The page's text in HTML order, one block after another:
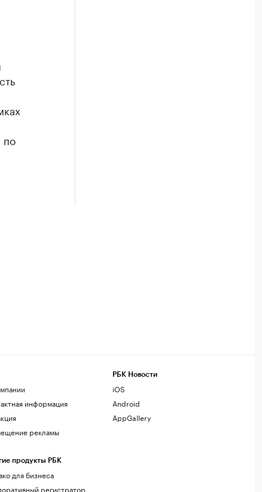
по
информация
рекламы
продукты РБК
для бизнеса
регистратор
РБК Новости
iOS
Android
AppGallery